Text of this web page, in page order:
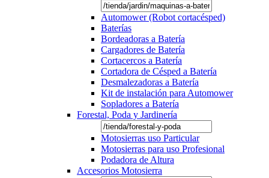
Automower (Robot cortacésped)
Baterías
Bordeadoras a Batería
Cargadores de Batería
Cortacercos a Batería
Cortadora de Césped a Batería
Desmalezadoras a Batería
Kit de instalación para Automower
Sopladores a Batería
Forestal, Poda y Jardinería
Motosierras uso Particular
Motosierras para uso Profesional
Podadora de Altura
Accesorios Motosierra